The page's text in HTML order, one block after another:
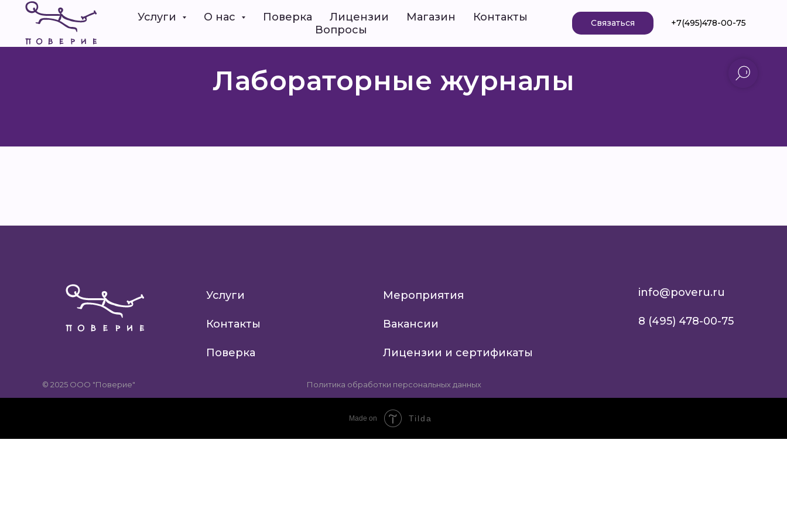
Услуги О нас Поверка Лицензии Магазин
Контакты
Вопросы
Связаться +7(495)478-00-75
Лабораторные журналы
Контакты
Мероприятия
Вакансии
Лицензии и сертификаты
info@poveru.ru
8 (495) 478-00-75
Услуги
Поверка
Политика обработки персональных данных
© 2025 ООО "Поверие"
Made on Tilda